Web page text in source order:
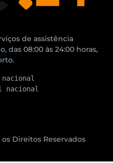
de assistência
das 08:00 às 24:00 horas,
nacional
Direitos Reservados